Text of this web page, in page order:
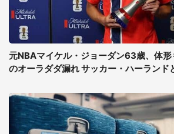
元NBAマイケル・ジョーダン63歳、体
のオーラダダ漏れ サッカー・ハーランド